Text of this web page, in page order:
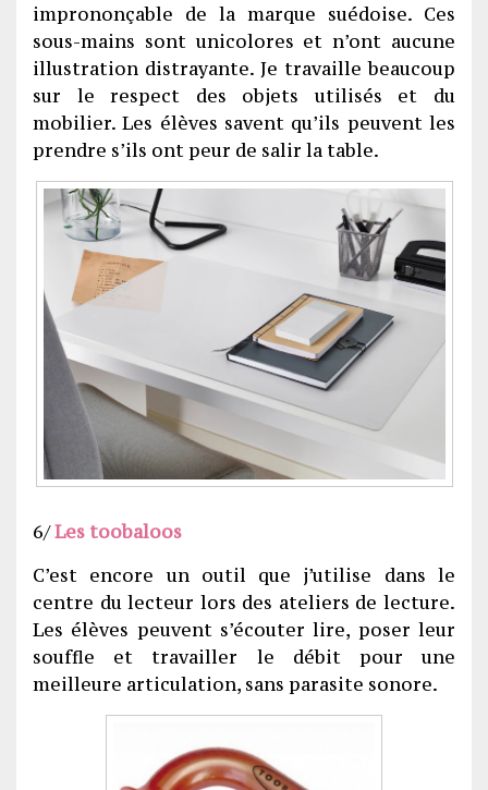
imprononçable de la marque suédoise. Ces
sous-mains sont unicolores et n’ont aucune
illustration distrayante. Je travaille beaucoup
sur le respect des objets utilisés et du
mobilier. Les élèves savent qu’ils peuvent les
prendre s’ils ont peur de salir la table.
6/Les toobaloos
C’est encore un outil que j’utilise dans le
centre du lecteur lors des ateliers de lecture.
Les élèves peuvent s’écouter lire, poser leur
souffle et travailler le débit pour une
meilleure articulation, sans parasite sonore.